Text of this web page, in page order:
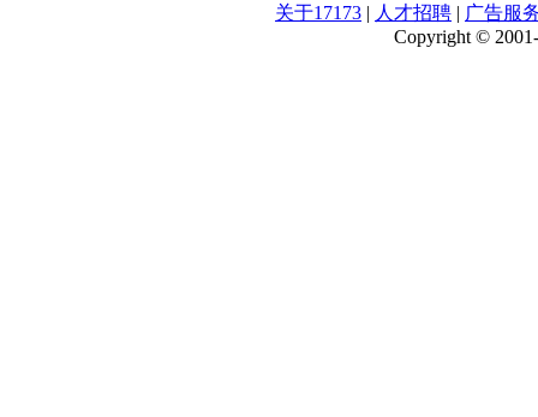
关于17173 | 人才招聘 | 广告服
Copyright ©